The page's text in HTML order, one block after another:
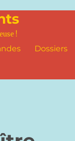
!
Dossiers